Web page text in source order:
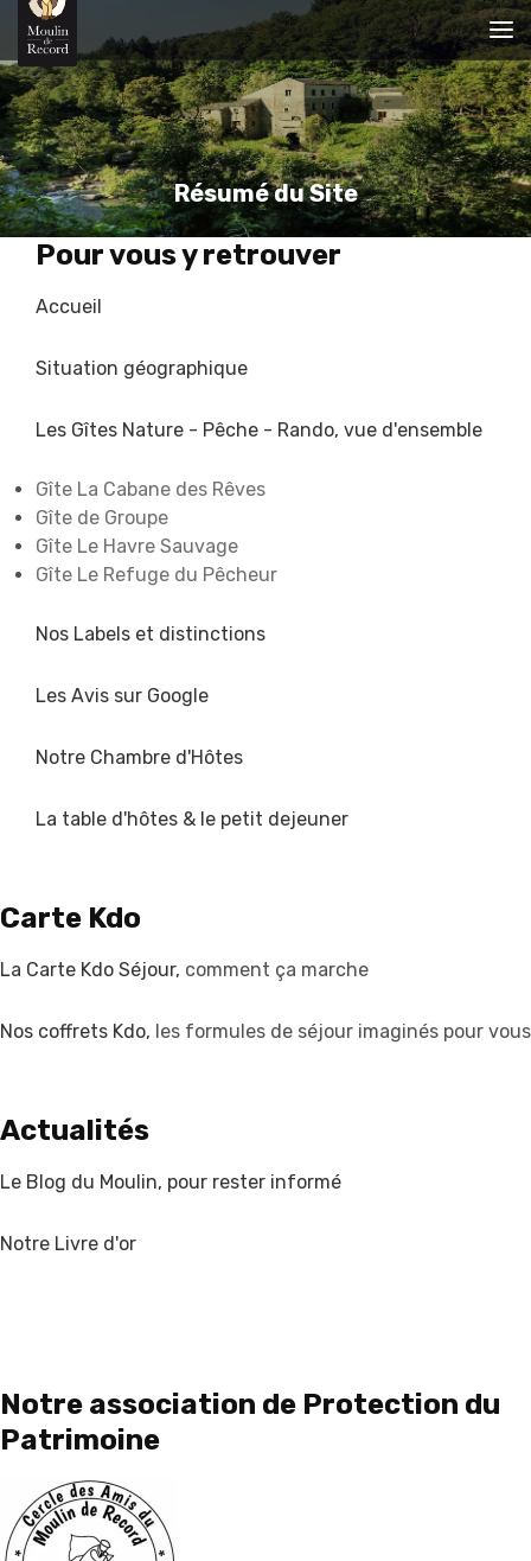
Résumé du Site
Pour vous y retrouver
Accueil
Situation géographique
Les Gîtes Nature - Pêche - Rando, vue d'ensemble
Gîte La Cabane des Rêves
Gîte de Groupe
Gîte Le Havre Sauvage
Gîte Le Refuge du Pêcheur
Nos Labels et distinctions
Les Avis sur Google
Notre Chambre d'Hôtes
La table d'hôtes & le petit dejeuner
Carte Kdo
La Carte Kdo Séjour, comment ça marche
Nos coffrets Kdo, les formules de séjour imaginés pour vous
Actualités
Le Blog du Moulin, pour rester informé
Notre Livre d'or
Notre association de Protection du
Patrimoine